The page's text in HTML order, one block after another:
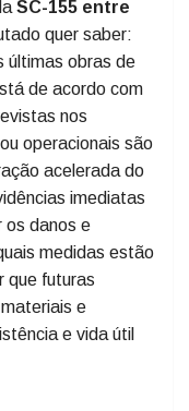
e
enviou pedido
preventiva
SC-155 entre
quer saber:
últimas obras de
de acordo com
nos
operacionais são
acelerada do
imediatas
danos e
medidas estão
futuras